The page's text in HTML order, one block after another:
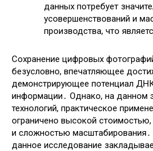
данных потребует
усовершенствований и
производства, что
Сохранение цифровых
безусловно, впечатляющее
демонстрирующее потенциал
информации․ Однако, на данном
технологий, практическое
ограничено высокой
и сложностью масштабирования․
данное исследование